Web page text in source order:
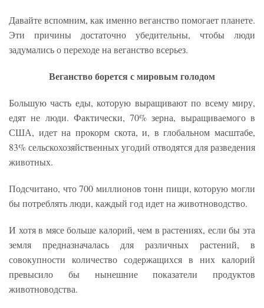
Давайте вспомним, как именно веганство помогает планете.
Эти причины достаточно убедительны, чтобы люди
задумались о переходе на веганство всерьез.
Веганство борется с мировым голодом
Большую часть еды, которую выращивают по всему миру,
едят не люди. Фактически, 70% зерна, выращиваемого в
США, идет на прокорм скота, и, в глобальном масштабе,
83% сельскохозяйственных угодий отводятся для разведения
животных.
Подсчитано, что 700 миллионов тонн пищи, которую могли
бы потреблять люди, каждый год идет на животноводство.
И хотя в мясе больше калорий, чем в растениях, если бы эта
земля предназначалась для различных растений, в
совокупности количество содержащихся в них калорий
превысило бы нынешние показатели продуктов
животноводства.